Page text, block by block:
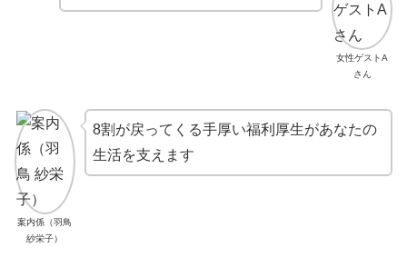
女性ゲストA
さん
案内係（羽鳥
紗栄子）
8割が戻ってくる手厚い福利厚生があなたの
生活を支えます